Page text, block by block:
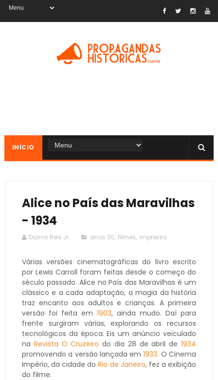
INÍCIO
Alice no País das Maravilhas
- 1934
Dalmir Reis Jr. anos 30, filmes, impresso
Várias versões cinematográficas do livro escrito
por Lewis Carroll foram feitas desde o começo do
século passado. Alice no País das Maravilhas é um
clássico e a cada adaptação, a magia da história
traz encanto aos adultos e crianças. A primeira
versão foi feita em 1903, ainda mudo. Daí para
frente surgiram várias, explorando os recursos
tecnológicos da época. Eis um anúncio veiculado
na Revista O Cruzeiro do dia 28 de abril de1934
promovendo a versão lançada em1933. O Cinema
Império, da cidade doRio de Janeiro, fez a exibição
do filme.